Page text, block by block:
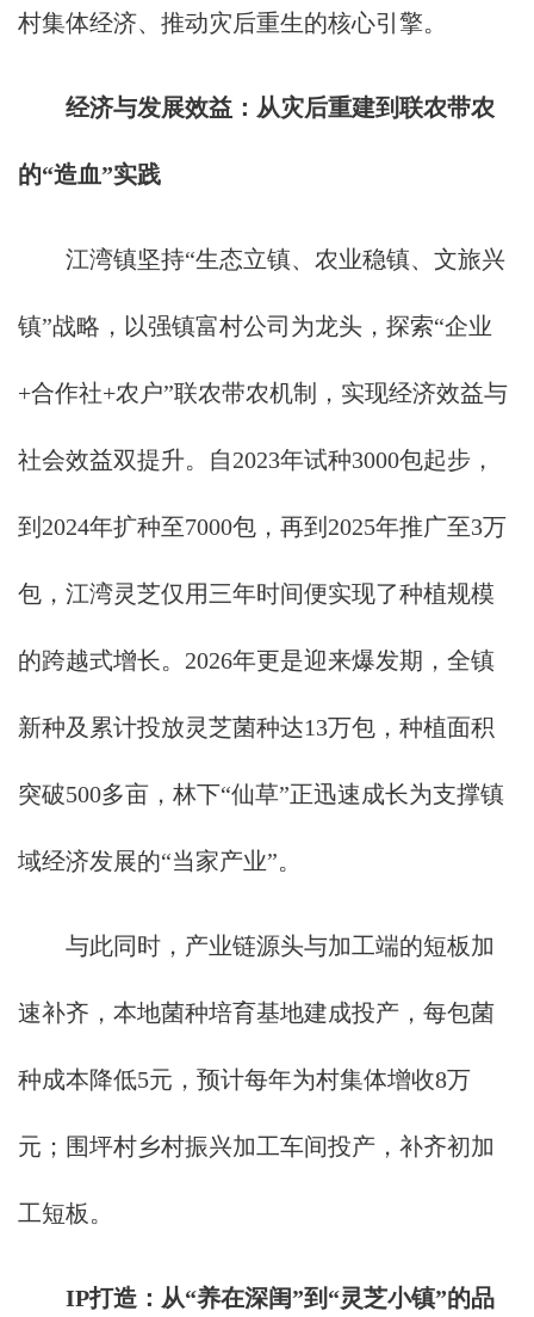
村集体经济、推动灾后重生的核心引擎。
经济与发展效益：从灾后重建到联农带农
的“造血”实践
江湾镇坚持“生态立镇、农业稳镇、文旅兴
镇”战略，以强镇富村公司为龙头，探索“企业
+合作社+农户”联农带农机制，实现经济效益与
社会效益双提升。自2023年试种3000包起步，
到2024年扩种至7000包，再到2025年推广至3万
包，江湾灵芝仅用三年时间便实现了种植规模
的跨越式增长。2026年更是迎来爆发期，全镇
新种及累计投放灵芝菌种达13万包，种植面积
突破500多亩，林下“仙草”正迅速成长为支撑镇
域经济发展的“当家产业”。
与此同时，产业链源头与加工端的短板加
速补齐，本地菌种培育基地建成投产，每包菌
种成本降低5元，预计每年为村集体增收8万
元；围坪村乡村振兴加工车间投产，补齐初加
工短板。
IP打造：从“养在深闺”到“灵芝小镇”的品